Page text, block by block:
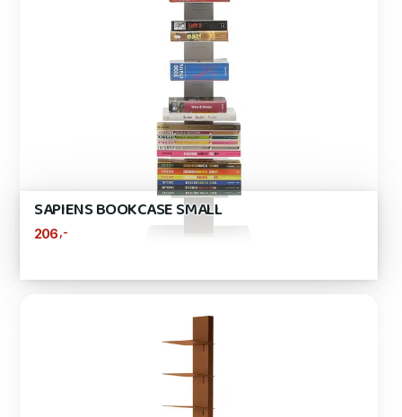
SAPIENS BOOKCASE SMALL
206,-